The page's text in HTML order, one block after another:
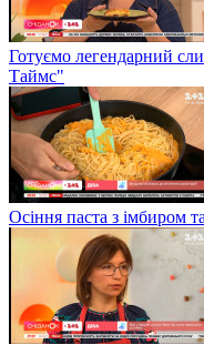
Готуємо легендарний
Таймс"
Осіння паста з імбиром